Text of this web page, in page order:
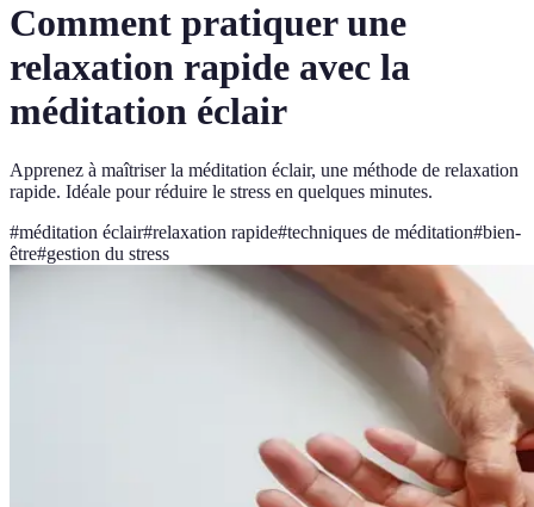
Comment pratiquer une
relaxation rapide avec la
méditation éclair
Apprenez à maîtriser la méditation éclair, une méthode de relaxation
rapide. Idéale pour réduire le stress en quelques minutes.
#méditation éclair#relaxation rapide#techniques de méditation#bien-
être#gestion du stress